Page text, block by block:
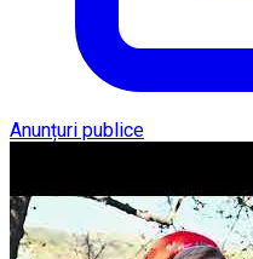
Anunțuri publice